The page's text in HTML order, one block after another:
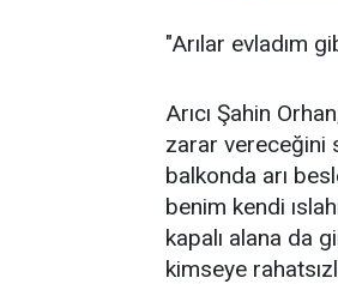
"Arılar evladım
Arıcı Şahin
zarar vereceğini
balkonda arı
benim kendi
kapalı alana da
kimseye